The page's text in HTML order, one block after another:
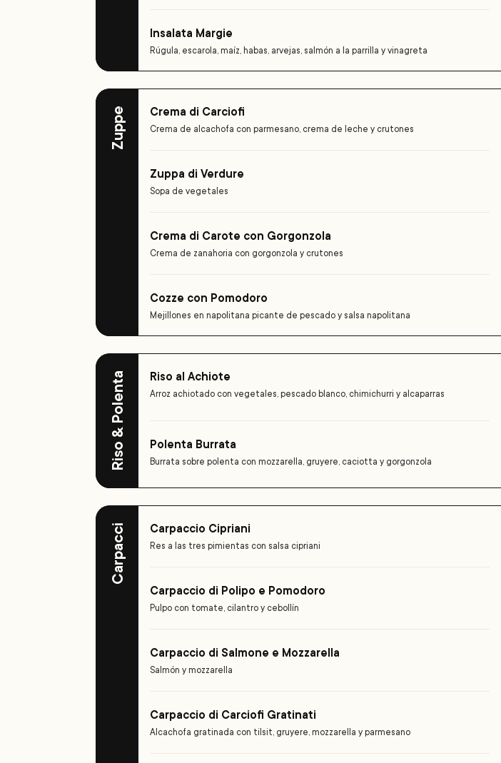
Insalata Margie
Rúgula, escarola, maíz, habas, arvejas, salmón a la parrilla y vinagreta
Zuppe Crema di Carciofi
Crema de alcachofa con parmesano, crema de leche y crutones
Zuppa di Verdure
Sopa de vegetales
Crema di Carote con Gorgonzola
Crema de zanahoria con gorgonzola y crutones
Cozze con Pomodoro
Mejillones en napolitana picante de pescado y salsa napolitana
Riso & Polenta Riso al Achiote
Arroz achiotado con vegetales, pescado blanco, chimichurri y alcaparras
Polenta Burrata
Burrata sobre polenta con mozzarella, gruyere, caciotta y gorgonzola
Carpacci Carpaccio Cipriani
Res a las tres pimientas con salsa cipriani
Carpaccio di Polipo e Pomodoro
Pulpo con tomate, cilantro y cebollín
Carpaccio di Salmone e Mozzarella
Salmón y mozzarella
Carpaccio di Carciofi Gratinati
Alcachofa gratinada con tilsit, gruyere, mozzarella y parmesano